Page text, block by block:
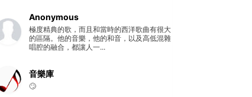
Anonymous
極度精典的歌，而且和當時的西洋歌曲有很大
的區隔。他的音樂，他的和音，以及高低混雜
唱腔的融合，都讓人一...
音樂庫
🙄